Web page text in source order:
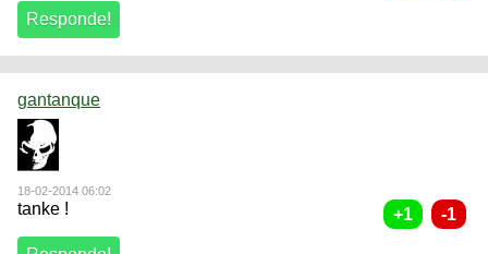
gantanque
18-02-2014 06:02
tanke !